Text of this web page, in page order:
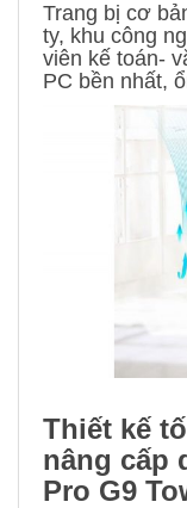
Trang bị cơ
ty, khu công
viên kế toán-
PC bền nhất,
Thiết kế
nâng cấp
Pro G9